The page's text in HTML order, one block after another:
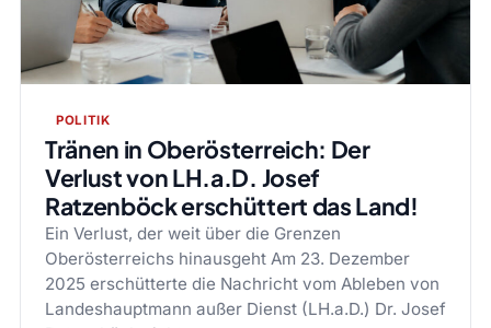
POLITIK
Tränen in Oberösterreich: Der
Verlust von LH.a.D. Josef
Ratzenböck erschüttert das Land!
Ein Verlust, der weit über die Grenzen
Oberösterreichs hinausgeht Am 23. Dezember
2025 erschütterte die Nachricht vom Ableben von
Landeshauptmann außer Dienst (LH.a.D.) Dr. Josef